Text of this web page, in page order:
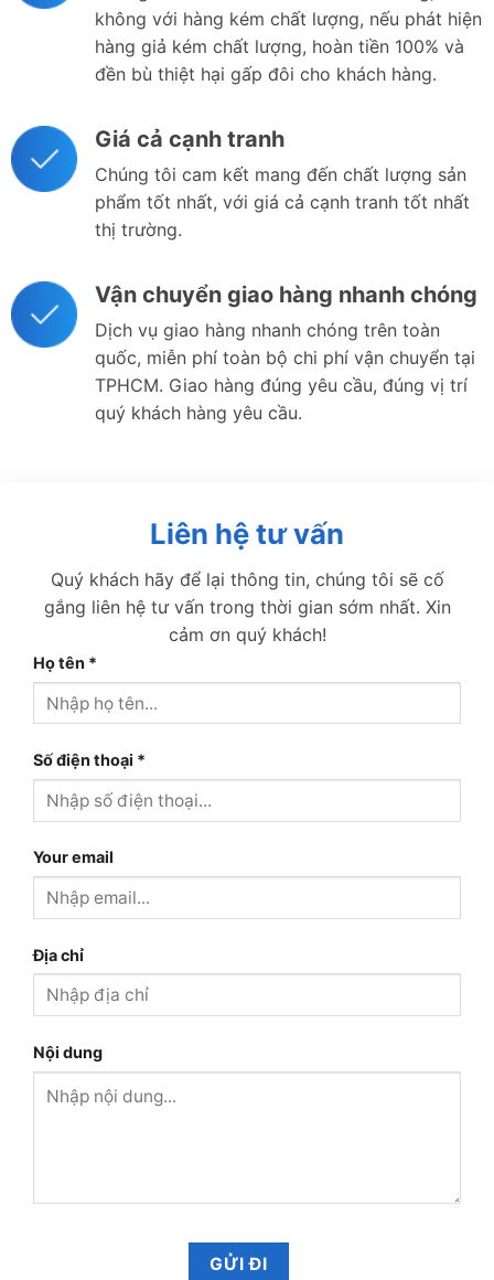
không với hàng kém chất lượng, nếu phát hiện
hàng giả kém chất lượng, hoàn tiền 100% và
đền bù thiệt hại gấp đôi cho khách hàng.
Giá cả cạnh tranh
Chúng tôi cam kết mang đến chất lượng sản
phẩm tốt nhất, với giá cả cạnh tranh tốt nhất
thị trường.
Vận chuyển giao hàng nhanh chóng
Dịch vụ giao hàng nhanh chóng trên toàn
quốc, miễn phí toàn bộ chi phí vận chuyển tại
TPHCM. Giao hàng đúng yêu cầu, đúng vị trí
quý khách hàng yêu cầu.
Liên hệ tư vấn
Quý khách hãy để lại thông tin, chúng tôi sẽ cố
gắng liên hệ tư vấn trong thời gian sớm nhất. Xin
cảm ơn quý khách!
Họ tên *
Số điện thoại *
Your email
Địa chỉ
Nội dung